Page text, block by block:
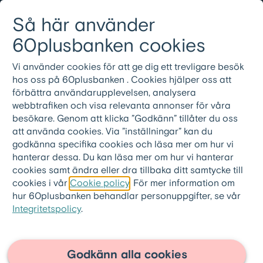
Så här använder
60plusbanken cookies
Vi använder cookies för att ge dig ett trevligare besök
hos oss på 60plusbanken . Cookies hjälper oss att
förbättra användarupplevelsen, analysera
webbtrafiken och visa relevanta annonser för våra
besökare. Genom att klicka ”Godkänn” tillåter du oss
att använda cookies. Via ”inställningar” kan du
godkänna specifika cookies och läsa mer om hur vi
hanterar dessa. Du kan läsa mer om hur vi hanterar
cookies samt ändra eller dra tillbaka ditt samtycke till
cookies i vår Cookie policy . För mer information om
hur 60plusbanken behandlar personuppgifter, se vår
Integritetspolicy.
Godkänn alla cookies
Meny
08-501 01 200
Blanketter och
rapporter för utskrift
En del föredrar att använda fysiska
blanketter när de gör en låneansökan, och
ibland kan en fullmakt behövas. Här har vi
samlat de blanketter som kan vara aktuella i
samband med en ansökan om60pluslånet
På denna sida hittar du också rapporter
Har du frågor eller undrar du över något